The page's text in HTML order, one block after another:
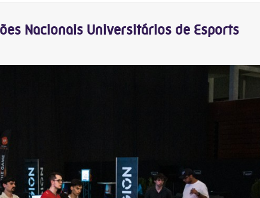
Nacionais Universitários de Esports